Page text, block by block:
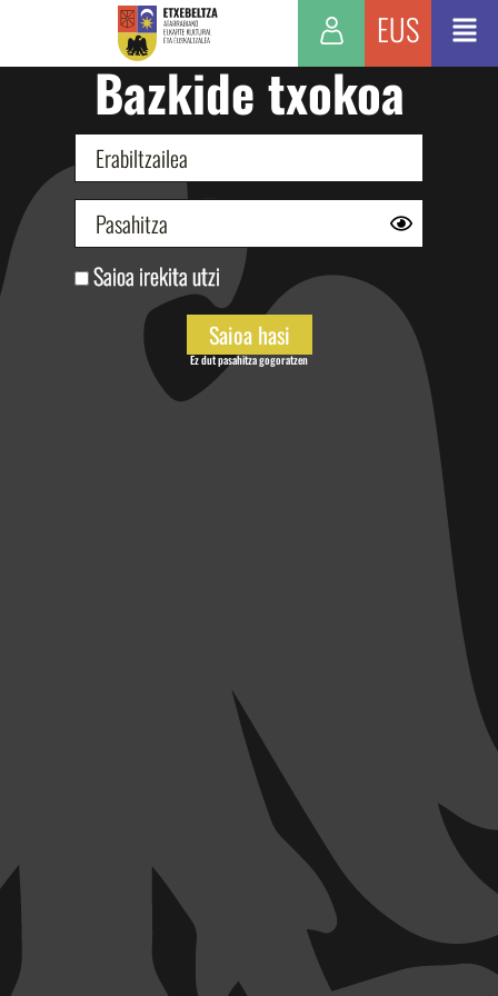
EUS
Bazkide txokoa
Saioa irekita utzi
Ez dut pasahitza gogoratzen